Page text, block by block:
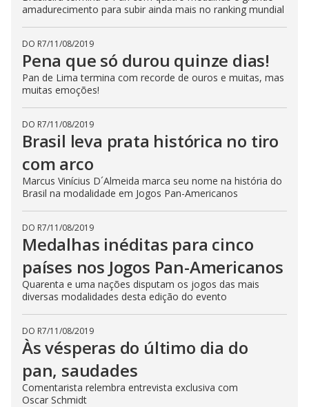
amadurecimento para subir ainda mais no ranking mundial
DO R7/11/08/2019
Pena que só durou quinze dias!
Pan de Lima termina com recorde de ouros e muitas, mas
muitas emoções!
DO R7/11/08/2019
Brasil leva prata histórica no tiro
com arco
Marcus Vinícius D´Almeida marca seu nome na história do
Brasil na modalidade em Jogos Pan-Americanos
DO R7/11/08/2019
Medalhas inéditas para cinco
países nos Jogos Pan-Americanos
Quarenta e uma nações disputam os jogos das mais
diversas modalidades desta edição do evento
DO R7/11/08/2019
Às vésperas do último dia do
pan, saudades
Comentarista relembra entrevista exclusiva com
Oscar Schmidt